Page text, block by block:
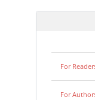
For
For